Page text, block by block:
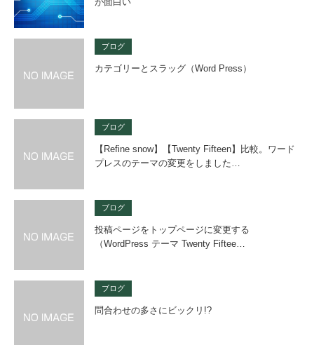
ブログ
カテゴリーとスラッグ（Word Press）
ブログ
【Refine snow】【Twenty Fifteen】比較。ワード
プレスのテーマの変更をしました…
ブログ
投稿ページをトップページに変更する
（WordPress テーマ Twenty Fiftee…
ブログ
問合わせの多さにビックリ!?